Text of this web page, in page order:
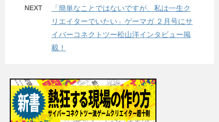
NEXT
「簡単なことではないですが、私は一生ク
リエイターでいたい」ゲーマガ ２月号にサ
イバーコネクトツー松山洋インタビュー掲
載！